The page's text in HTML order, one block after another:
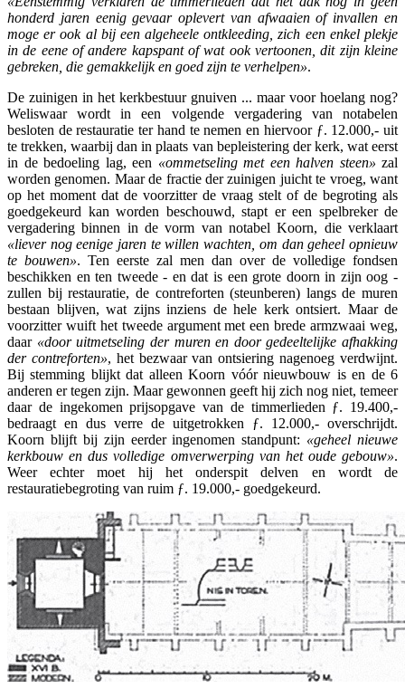
honderd jaren eenig gevaar oplevert van afwaaien of invallen en
moge er ook al bij een algeheele ontkleeding, zich een enkel plekje
in de eene of andere kapspant of wat ook vertoonen, dit zijn kleine
gebreken, die gemakkelijk en goed zijn te verhelpen».
De zuinigen in het kerkbestuur gnuiven ... maar voor hoelang nog?
Weliswaar wordt in een volgende vergadering van notabelen
besloten de restauratie ter hand te nemen en hiervoor ƒ. 12.000,- uit
te trekken, waarbij dan in plaats van bepleistering der kerk, wat eerst
in de bedoeling lag, een «ommetseling met een halven steen» zal
worden genomen. Maar de fractie der zuinigen juicht te vroeg, want
op het moment dat de voorzitter de vraag stelt of de begroting als
goedgekeurd kan worden beschouwd, stapt er een spelbreker de
vergadering binnen in de vorm van notabel Koorn, die verklaart
«liever nog eenige jaren te willen wachten, om dan geheel opnieuw
te bouwen». Ten eerste zal men dan over de volledige fondsen
beschikken en ten tweede - en dat is een grote doorn in zijn oog -
zullen bij restauratie, de contreforten (steunberen) langs de muren
bestaan blijven, wat zijns inziens de hele kerk ontsiert. Maar de
voorzitter wuift het tweede argument met een brede armzwaai weg,
daar «door uitmetseling der muren en door gedeeltelijke afhakking
der contreforten», het bezwaar van ontsiering nagenoeg verdwijnt.
Bij stemming blijkt dat alleen Koorn vóór nieuwbouw is en de 6
anderen er tegen zijn. Maar gewonnen geeft hij zich nog niet, temeer
daar de ingekomen prijsopgave van de timmerlieden ƒ. 19.400,-
bedraagt en dus verre de uitgetrokken ƒ. 12.000,- overschrijdt.
Koorn blijft bij zijn eerder ingenomen standpunt: «geheel nieuwe
kerkbouw en dus volledige omverwerping van het oude gebouw».
Weer echter moet hij het onderspit delven en wordt de
restauratiebegroting van ruim ƒ. 19.000,- goedgekeurd.